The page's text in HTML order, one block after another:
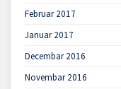
Februar 2017
Januar 2017
Decembar 2016
Novembar 2016